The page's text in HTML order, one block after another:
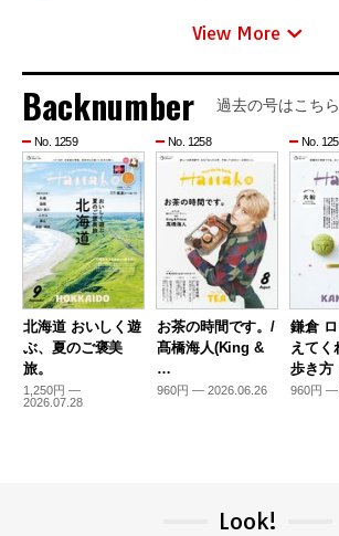
View More
Backnumber 過去の号はこち
No. 1259
北海道 おいしく遊
ぶ、夏のご褒美
旅。
1,250円 —
2026.07.28
No. 1258
お茶の時間です。/
髙橋海人(King &
…
960円 — 2026.06.26
No.
鎌倉
えてく
歩き
960円 —
Look!